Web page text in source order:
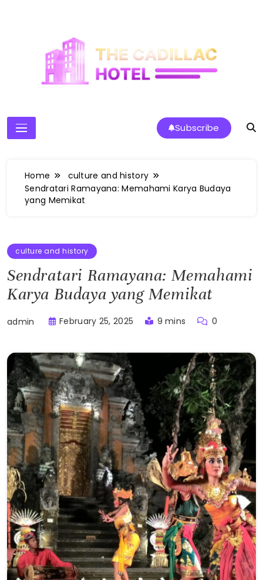
The Cadillac Hotel
Subscribe
Home
culture and history
Sendratari Ramayana: Memahami Karya Budaya
yang Memikat
culture and history
Sendratari Ramayana: Memahami
Karya Budaya yang Memikat
admin February 25, 2025 9 mins 0